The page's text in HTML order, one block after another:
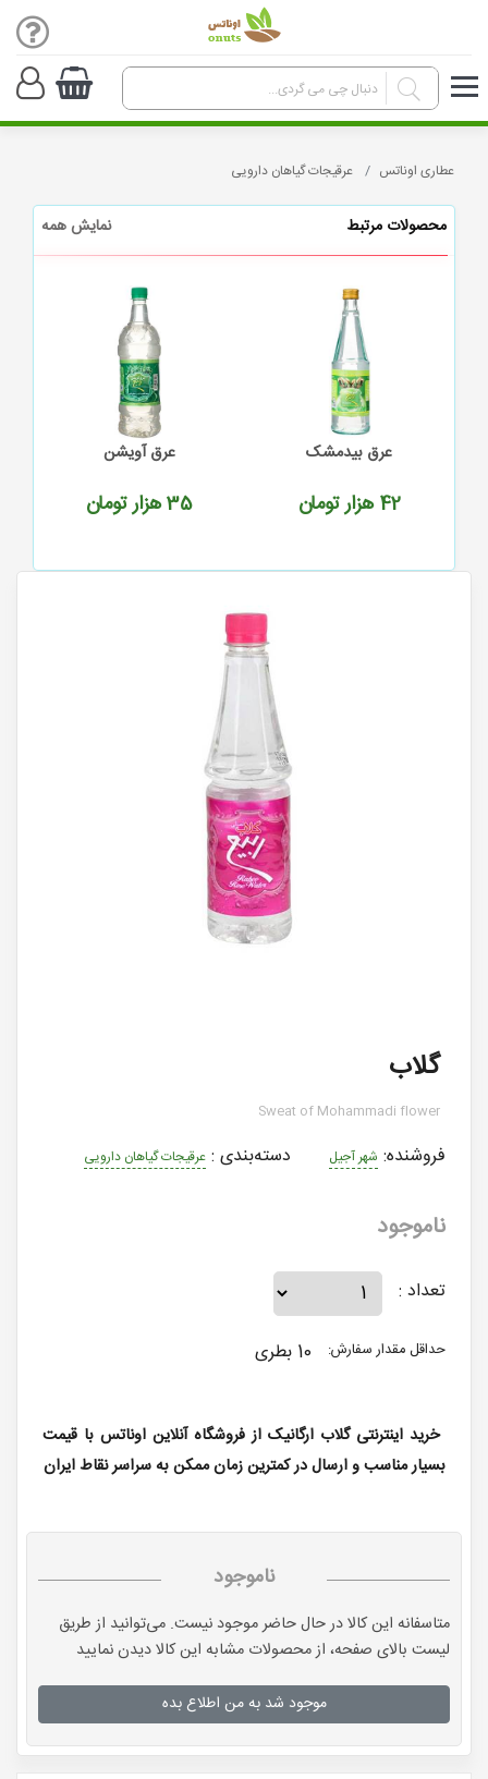
عطاری اوناتس عرقیجات گیاهان دارویی
محصولات مرتبط نمایش همه
عرق بیدمشک
42 هزار تومان
عرق آویشن
35هزار تومان
گلاب
Sweat of Mohammadi flower
فروشنده: شهر آجیل دسته‌بندی : عرقیجات گیاهان دارویی
ناموجود
تعداد :
حداقل مقدار سفارش: 10 بطری
خرید اینترنتی گلاب ارگانیک از فروشگاه آنلاین اوناتس با قیمت
بسیار مناسب و ارسال در کمترین زمان ممکن به سراسر نقاط ایران
ناموجود
متاسفانه این کالا در حال حاضر موجود نیست. می‌توانید از طریق
لیست بالای صفحه، از محصولات مشابه این کالا دیدن نمایید
موجود شد به من اطلاع بده